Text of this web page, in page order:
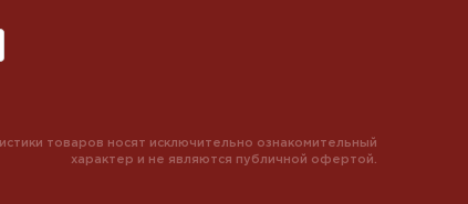
товаров носят исключительно ознакомительный
характер и не являются публичной офертой.